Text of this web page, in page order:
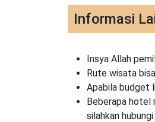
Informasi
Insya Allah
Rute wisata
Apabila budget
Beberapa hotel
silahkan